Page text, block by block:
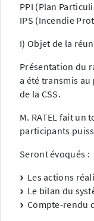
PPI (Plan
IPS (Incendie
I) Objet de la
Présentation du
a été transmis au
de la CSS.
M. RATEL fait un
participants
Seront évoqués :
Les actions
Le bilan du
Compte-rendu